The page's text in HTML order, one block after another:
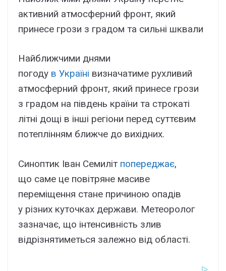
активний атмосферний фронт, який
принесе грози з градом та сильні шквали
Найближчими днями
погоду в Україні визначатиме рухливий
атмосферний фронт, який принесе грози
з градом на південь країни та строкаті
літні дощі в інші регіони перед суттєвим
потеплінням ближче до вихідних.
Синоптик Іван Семиліт попереджає,
що саме це повітряне масиве
переміщення стане причиною опадів
у різних куточках держави. Метеоролог
зазначає, що інтенсивність злив
відрізнятиметься залежно від області.